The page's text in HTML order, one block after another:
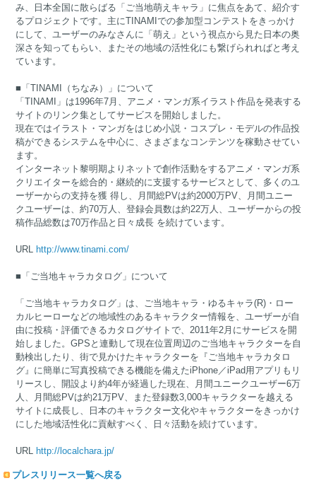
み、日本全国に散らばる「ご当地萌えキャラ」に焦点をあて、紹介す
るプロジェクトです。主にTINAMIでの参加型コンテストをきっかけ
にして、ユーザーのみなさんに「萌え」という視点から見た日本の奥
深さを知ってもらい、またその地域の活性化にも繋げられればと考え
ています。
■「TINAMI（ちなみ）」について
「TINAMI」は1996年7月、アニメ・マンガ系イラスト作品を発表する
サイトのリンク集としてサービスを開始しました。
現在ではイラスト・マンガをはじめ小説・コスプレ・モデルの作品投
稿ができるシステムを中心に、さまざまなコンテンツを稼動させてい
ます。
インターネット黎明期よりネットで創作活動をするアニメ・マンガ系
クリエイターを総合的・継続的に支援するサービスとして、多くのユ
ーザーからの支持を獲 得し、月間総PVは約2000万PV、月間ユニー
クユーザーは、約70万人、登録会員数は約22万人、ユーザーからの投
稿作品総数は70万作品と日々成長 を続けています。
URL http://www.tinami.com/
■「ご当地キャラカタログ」について
「ご当地キャラカタログ」は、ご当地キャラ・ゆるキャラ(R)・ロー
カルヒーローなどの地域性のあるキャラクター情報を、ユーザーが自
由に投稿・評価できるカタログサイトで、2011年2月にサービスを開
始しました。GPSと連動して現在位置周辺のご当地キャラクターを自
動検出したり、街で見かけたキャラクターを『ご当地キャラカタロ
グ』に簡単に写真投稿できる機能を備えたiPhone／iPad用アプリもリ
リースし、開設より約4年が経過した現在、月間ユニークユーザー6万
人、月間総PVは約21万PV、また登録数3,000キャラクターを越える
サイトに成長し、日本のキャラクター文化やキャラクターをきっかけ
にした地域活性化に貢献すべく、日々活動を続けています。
URL http://localchara.jp/
プレスリリース一覧へ戻る